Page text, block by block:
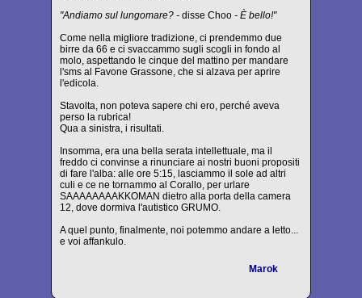
"Andiamo sul lungomare? - disse Choo - È bello!"
Come nella migliore tradizione, ci prendemmo due
birre da 66 e ci svaccammo sugli scogli in fondo al
molo, aspettando le cinque del mattino per mandare
l'sms al Favone Grassone, che si alzava per aprire
l'edicola.
Stavolta, non poteva sapere chi ero, perché aveva
perso la rubrica!
Qua a sinistra, i risultati.
Insomma, era una bella serata intellettuale, ma il
freddo ci convinse a rinunciare ai nostri buoni propositi
di fare l'alba: alle ore 5:15, lasciammo il sole ad altri
culi e ce ne tornammo al Corallo, per urlare
SAAAAAAAAKKOMAN dietro alla porta della camera
12, dove dormiva l'autistico GRUMO.
A quel punto, finalmente, noi potemmo andare a letto...
e voi affankulo.
Marok